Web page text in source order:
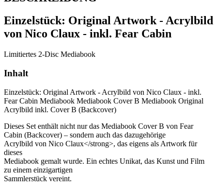
Einzelstück: Original Artwork - Acrylbild
von Nico Claux - inkl. Fear Cabin
Limitiertes 2-Disc Mediabook
Inhalt
Einzelstück: Original Artwork - Acrylbild von Nico Claux - inkl.
Fear Cabin Mediabook Mediabook Cover B Mediabook Original
Acrylbild inkl. Cover B (Backcover)
Dieses Set enthält nicht nur das Mediabook Cover B von Fear
Cabin (Backcover) – sondern auch das dazugehörige
Acrylbild von Nico Claux</strong>, das eigens als Artwork für
dieses
Mediabook gemalt wurde. Ein echtes Unikat, das Kunst und Film
zu einem einzigartigen
Sammlerstück vereint.